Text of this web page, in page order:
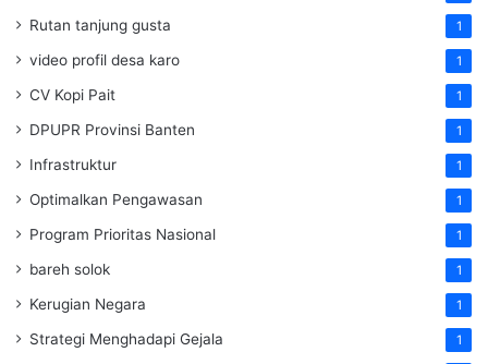
Rutan tanjung gusta 1
video profil desa karo 1
CV Kopi Pait 1
DPUPR Provinsi Banten 1
Infrastruktur 1
Optimalkan Pengawasan 1
Program Prioritas Nasional 1
bareh solok 1
Kerugian Negara 1
Strategi Menghadapi Gejala 1